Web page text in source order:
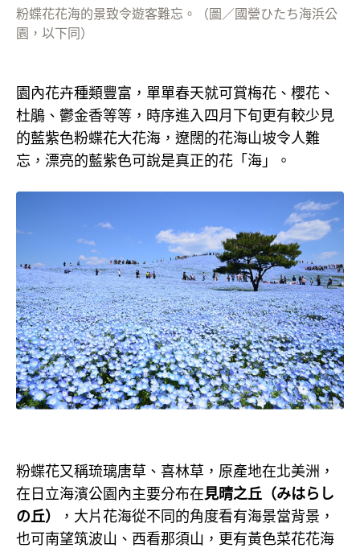
粉蝶花花海的景致令遊客難忘。（圖／國營ひたち海浜公
園，以下同）
園內花卉種類豐富，單單春天就可賞梅花、櫻花、
杜鵑、鬱金香等等，時序進入四月下旬更有較少見
的藍紫色粉蝶花大花海，遼闊的花海山坡令人難
忘，漂亮的藍紫色可說是真正的花「海」。
粉蝶花又稱琉璃唐草、喜林草，原產地在北美洲，
在日立海濱公園內主要分布在見晴之丘（みはらし
の丘）
，大片花海從不同的角度看有海景當背景，
也可南望筑波山、西看那須山，更有黃色菜花花海